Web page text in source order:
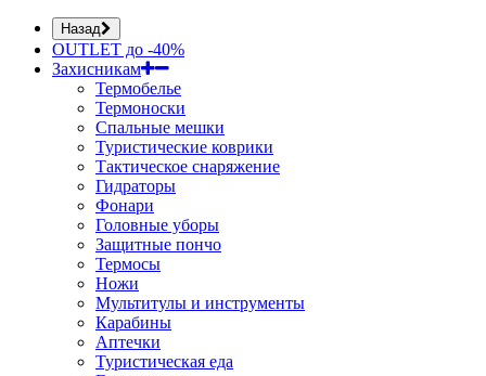
Назад
OUTLET до -40%
Захисникам
Термобелье
Термоноски
Спальные мешки
Туристические коврики
Тактическое снаряжение
Гидраторы
Фонари
Головные уборы
Защитные пончо
Термосы
Ножи
Мультитулы и инструменты
Карабины
Аптечки
Туристическая еда